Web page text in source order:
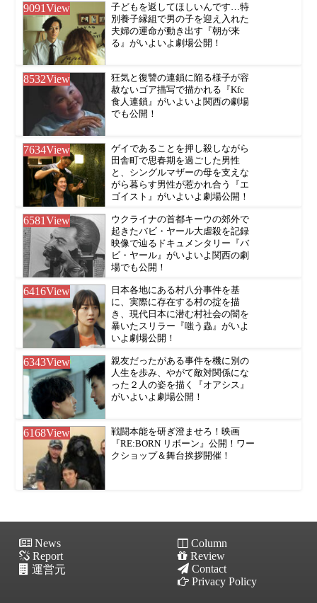
9091View
子どもを返してほしいんです…特
別養子縁組で男の子を迎え入れた
夫婦の運命が動き出す『朝が来
る』がいよいよ劇場公開！
8532View
狂気と復讐の連鎖に陥る様子が容
赦ないゴア描写で描かれる『Kfc
食人連鎖』がいよいよ関西の劇場
でも公開！
7634View
ゲイであることを押し殺しながら
田舎町で思春期を過ごした男性
と、シングルマザーの母を支えな
がら暮らす男性が惹かれ合う『エ
ゴイスト』がいよいよ劇場公開！
6581View
ウクライナの首都キーウの郊外で
起きたバビ・ヤール大虐殺を記録
映像で辿るドキュメンタリー『バ
ビ・ヤール』がいよいよ関西の劇
場でも公開！
6416View
日本各地にある村八分事件を基
に、実際に存在する村の掟を描
き、現代日本に潜む村社会の闇を
暴いたスリラー『嗤う蟲』がいよ
いよ劇場公開！
6343View
親友だったがある事件を機に別の
人生を歩み、やがて敵対関係にな
った２人の姿を描く『オアシス』
がいよいよ劇場公開！
6168View
戦闘本能を研ぎ澄ませろ！映画
『RE:BORN リボーン』公開！ワー
クショップ＆舞台挨拶開催！
News
Column
Report
Review
運営元
Contact
Privacy Policy